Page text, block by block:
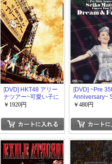
[DVD] HKT48 アリー
ナツアー~可愛い子に
はもっと旅をさせよ~
￥1920円
[DVD] ~Pre
Anniversary~
Matsuda
Fantasy
￥480円